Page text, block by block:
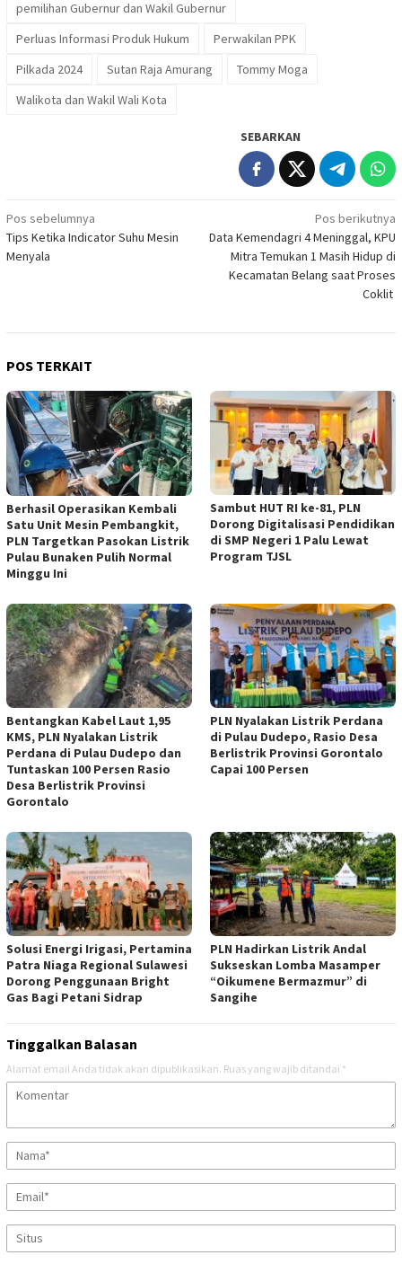
pemilihan Gubernur dan Wakil Gubernur
Perluas Informasi Produk Hukum
Perwakilan PPK
Pilkada 2024
Sutan Raja Amurang
Tommy Moga
Walikota dan Wakil Wali Kota
SEBARKAN
Navigasi
pos
Pos sebelumnya
Tips Ketika Indicator Suhu Mesin
Menyala
Pos berikutnya
Data Kemendagri 4 Meninggal, KPU
Mitra Temukan 1 Masih Hidup di
Kecamatan Belang saat Proses
Coklit
POS TERKAIT
Berhasil Operasikan Kembali
Satu Unit Mesin Pembangkit,
PLN Targetkan Pasokan Listrik
Pulau Bunaken Pulih Normal
Minggu Ini
Sambut HUT RI ke-81, PLN
Dorong Digitalisasi Pendidikan
di SMP Negeri 1 Palu Lewat
Program TJSL
Bentangkan Kabel Laut 1,95
KMS, PLN Nyalakan Listrik
Perdana di Pulau Dudepo dan
Tuntaskan 100 Persen Rasio
Desa Berlistrik Provinsi
Gorontalo
PLN Nyalakan Listrik Perdana
di Pulau Dudepo, Rasio Desa
Berlistrik Provinsi Gorontalo
Capai 100 Persen
Solusi Energi Irigasi, Pertamina
Patra Niaga Regional Sulawesi
Dorong Penggunaan Bright
Gas Bagi Petani Sidrap
PLN Hadirkan Listrik Andal
Sukseskan Lomba Masamper
“Oikumene Bermazmur” di
Sangihe
Tinggalkan Balasan
Alamat email Anda tidak akan dipublikasikan. Ruas yang wajib ditandai *